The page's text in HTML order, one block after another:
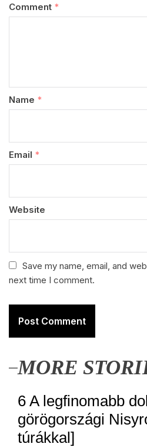
Comment *
Name *
Email *
Website
Save my name, email, and
next time I comment.
MORE
6 A legfinomabb
görögországi
túrákkal]